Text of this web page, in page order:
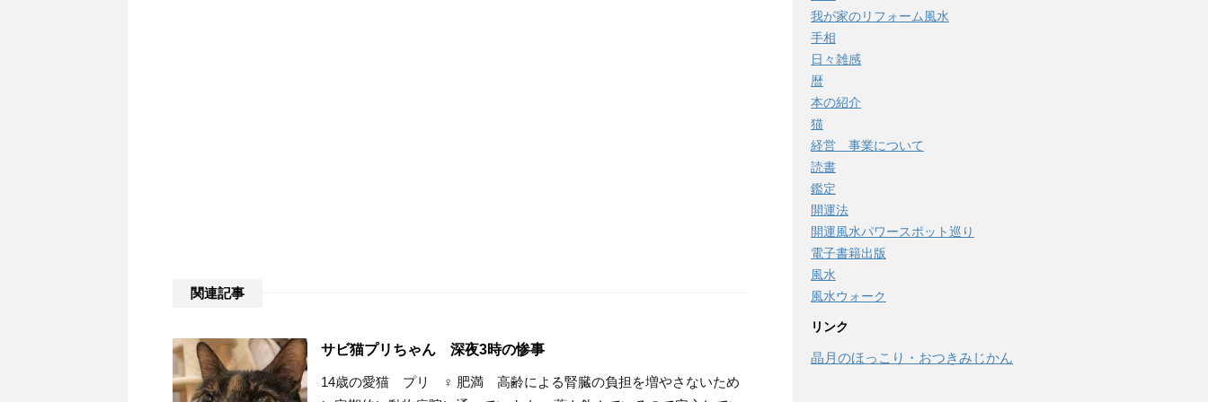
関連記事
サビ猫プリちゃん 深夜3時の惨事
14歳の愛猫 プリ ♀ 肥満 高齢による腎臓の負担を増やさないため
我が家のリフォーム風水
手相
日々雑感
暦
本の紹介
猫
経営 事業について
読書
鑑定
開運法
開運風水パワースポット巡り
電子書籍出版
風水
風水ウォーク
リンク
晶月のほっこり・おつきみじかん